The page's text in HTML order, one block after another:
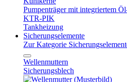
Pumpenträger mit integriertem
KTR-PIK
Tankheizung
Sicherungselemente
Zur Kategorie
Wellenmuttern
Sicherungsblech